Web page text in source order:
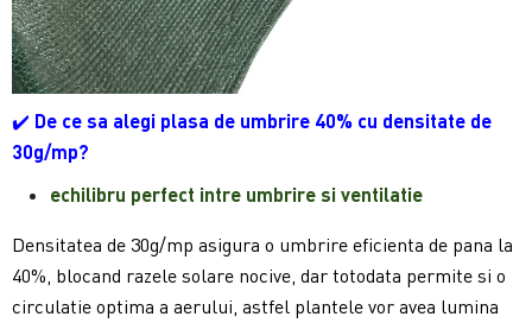
✔️ De ce sa alegi plasa de umbrire 40% cu densitate de
30g/mp?
echilibru perfect intre umbrire si ventilatie
Densitatea de 30g/mp asigura o umbrire eficienta de pana la
40%, blocand razele solare nocive, dar totodata permite si o
circulatie optima a aerului, astfel plantele vor avea lumina